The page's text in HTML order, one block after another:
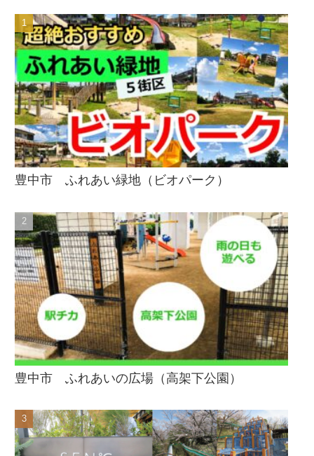
豊中市 ふれあい緑地（ビオパーク）
豊中市 ふれあいの広場（高架下公園）